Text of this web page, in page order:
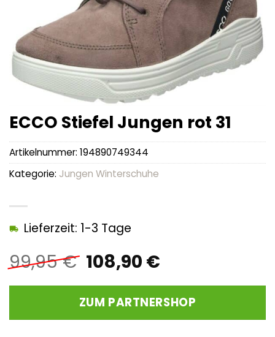
ECCO Stiefel Jungen rot 31
99,95€ Ursprünglicher
Preis
war:
99,95 €
108,90 €Aktueller
ist:
108,90 €.
Lieferzeit: 1-3 Tage
ZUM PARTNERSHOP
Artikelnummer: 194890749344
Kategorie: Jungen Winterschuhe